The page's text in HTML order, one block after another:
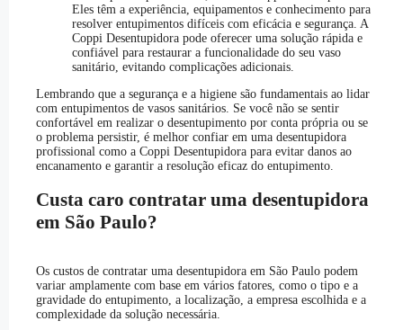
Eles têm a experiência, equipamentos e conhecimento para
resolver entupimentos difíceis com eficácia e segurança. A
Coppi Desentupidora pode oferecer uma solução rápida e
confiável para restaurar a funcionalidade do seu vaso
sanitário, evitando complicações adicionais.
Lembrando que a segurança e a higiene são fundamentais ao lidar
com entupimentos de vasos sanitários. Se você não se sentir
confortável em realizar o desentupimento por conta própria ou se
o problema persistir, é melhor confiar em uma desentupidora
profissional como a Coppi Desentupidora para evitar danos ao
encanamento e garantir a resolução eficaz do entupimento.
Custa caro contratar uma desentupidora
em São Paulo?
Os custos de contratar uma desentupidora em São Paulo podem
variar amplamente com base em vários fatores, como o tipo e a
gravidade do entupimento, a localização, a empresa escolhida e a
complexidade da solução necessária.